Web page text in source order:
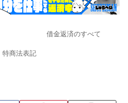
借金返済のすべて
特商法表記